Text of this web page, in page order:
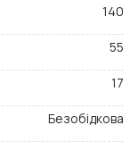
140
55
17
Безобідкова